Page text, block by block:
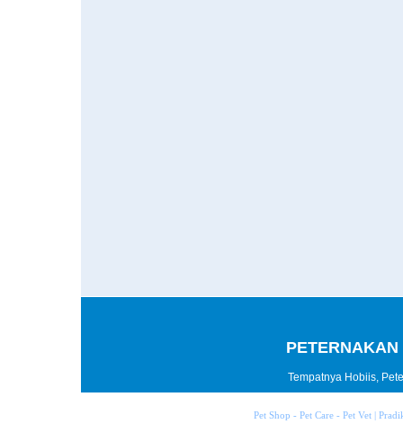
Tempatnya Hobiis,
Pet Shop - Pet Care - Pet Vet |